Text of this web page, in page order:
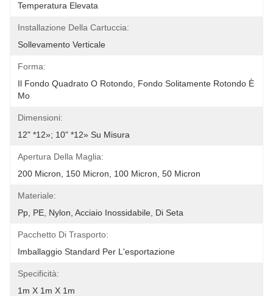
Temperatura Elevata
Installazione Della Cartuccia:
Sollevamento Verticale
Forma:
Il Fondo Quadrato O Rotondo, Fondo Solitamente Rotondo È
Mo
Dimensioni:
12" *12»; 10" *12» Su Misura
Apertura Della Maglia:
200 Micron, 150 Micron, 100 Micron, 50 Micron
Materiale:
Pp, PE, Nylon, Acciaio Inossidabile, Di Seta
Pacchetto Di Trasporto:
Imballaggio Standard Per L'esportazione
Specificità:
1m X 1m X 1m